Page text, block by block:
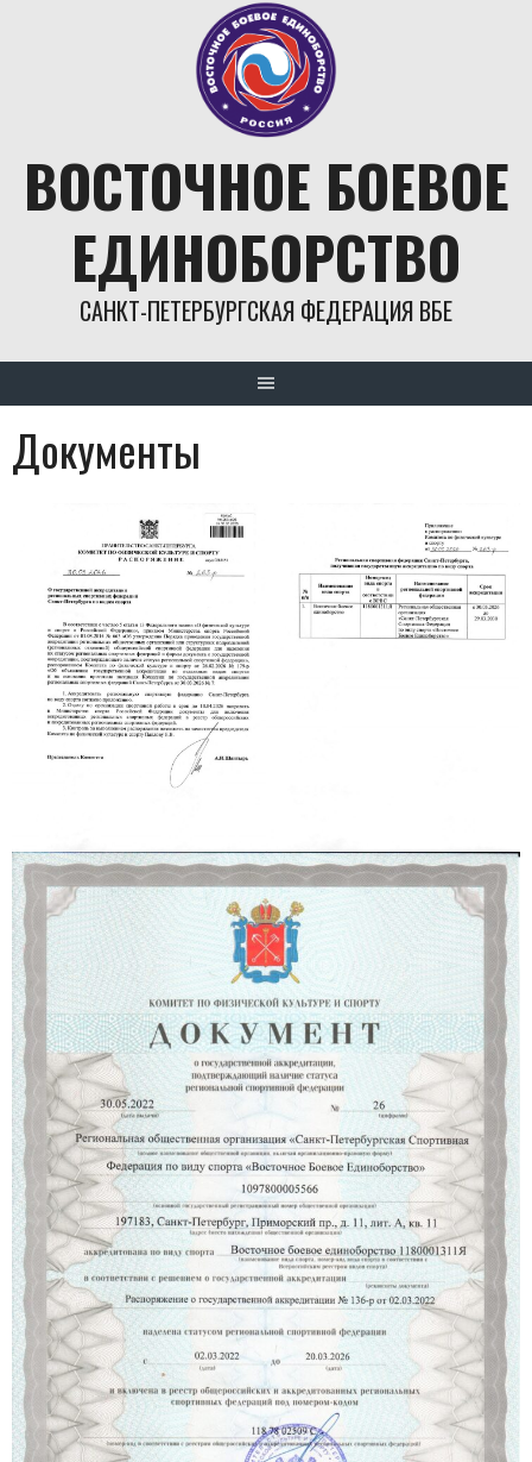
ВОСТОЧНОЕ БОЕВОЕ
ЕДИНОБОРСТВО
САНКТ-ПЕТЕРБУРГСКАЯ ФЕДЕРАЦИЯ ВБЕ
Документы